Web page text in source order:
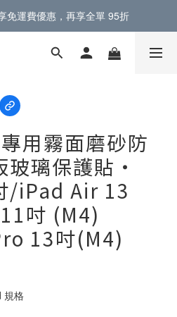
件，電池螢幕現場更換 🔋
件，電池螢幕現場更換 🔋
用霧面磨砂防
璃保護貼・
/iPad Air 13
吋 (M4)
13吋(M4)
規格